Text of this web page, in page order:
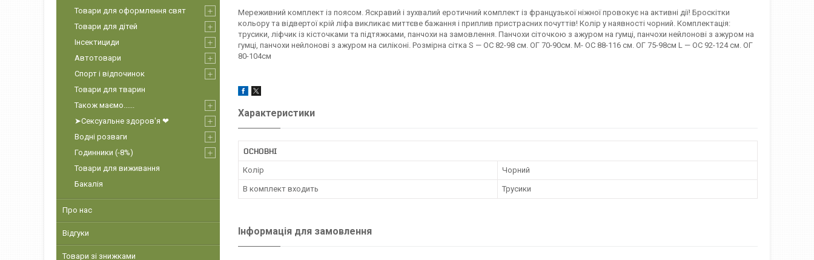
Мереживний комплект із поясом. Яскравий і зухвалий еротичний комплект із французької ніжної провокує на активні дії! Броскітки
кольору та відвертої крій ліфа викликає миттєве бажання і приплив пристрасних почуттів! Колір у наявності чорний. Комплектація:
трусики, ліфчик із кісточками та підтяжками, панчохи на замовлення. Панчохи сіточкою з ажуром на гумці, панчохи нейлонові з ажуром на
гумці, панчохи нейлонові з ажуром на силіконі. Розмірна сітка S — ОС 82-98 см. ОГ 70-90см. M- ОС 88-116 см. ОГ 75-98см L — ОС 92-124 см. ОГ
80-104см
Характеристики
ОСНОВНІ
Колір Чорний
В комплект входить Трусики
Інформація для замовлення
Товари для оформлення свят
Товари для дітей
Інсектициди
Автотовари
Спорт і відпочинок
Товари для тварин
Також маємо......
➤Сексуальне здоров'я ❤
Водні розваги
Годинники (-8%)
Товари для виживання
Бакалія
Про нас
Відгуки
Товари зі знижками